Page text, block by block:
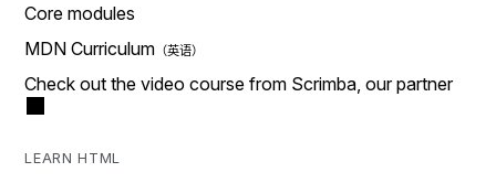
Core modules
MDN Curriculum
Check out the video course from Scrimba, our partner
LEARN HTML